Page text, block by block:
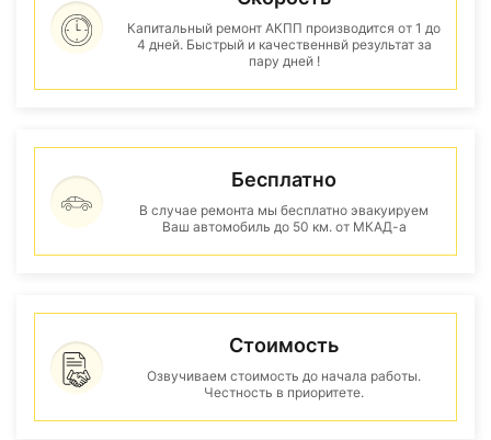
Капитальный ремонт АКПП производится от 1 до
4 дней. Быстрый и качественнвй результат за
пару дней !
Бесплатно
В случае ремонта мы бесплатно эвакуируем
Ваш автомобиль до 50 км. от МКАД-а
Стоимость
Озвучиваем стоимость до начала работы.
Честность в приоритете.